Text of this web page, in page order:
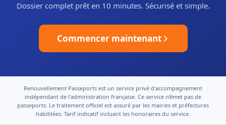
Dossier complet prêt en 10 minutes. Sécurisé et simple.
Commencer maintenant
Renouvellement Passeports est un service privé d'accompagnement
indépendant de l'administration française. Ce service n'émet pas de
passeports. Le traitement officiel est assuré par les mairies et préfectures
habilitées. Tarif indicatif incluant les honoraires du service.